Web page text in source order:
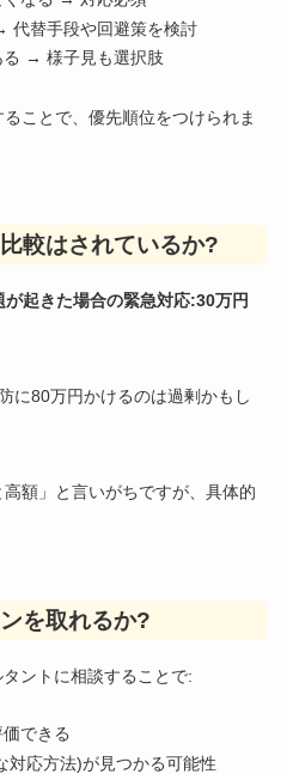
代替手段や回避策を検討
る → 様子見も選択肢
ことで、優先順位をつけられま
較はされているか?
が起きた場合の緊急対応:30万円
に80万円かけるのは過剰かもし
額」と言いがちですが、具体的
を取れるか?
ントに相談することで:
できる
対応方法)が見つかる可能性